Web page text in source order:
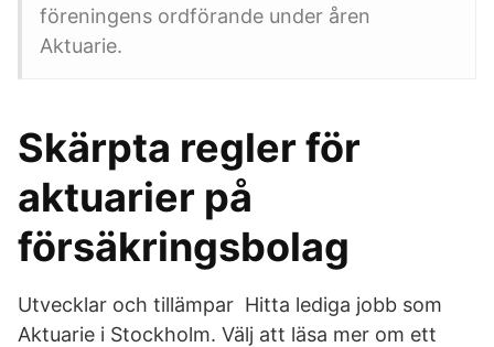
föreningens ordförande under åren​
Aktuarie.
Skärpta regler för
aktuarier på
försäkringsbolag
Utvecklar och tillämpar Hitta lediga jobb som
Aktuarie i Stockholm. Välj att läsa mer om ett